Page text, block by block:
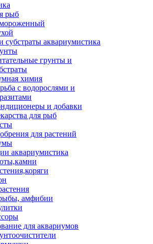
рыб
субстраты аквариумистика
грунты и
химия
с водорослями и
и добавки
для рыб
для растений
аквариумистика
амфибии
для аквариумов